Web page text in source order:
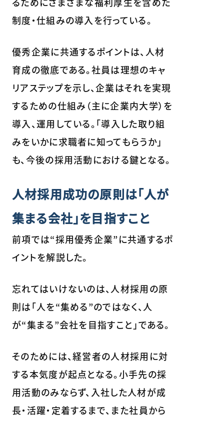
制度・仕組みの導入を行っている。
優秀企業に共通するポイントは、人材
育成の徹底である。社員は理想のキャ
リアステップを示し、企業はそれを実現
するための仕組み（主に企業内大学）を
導入、運用している。「導入した取り組
みをいかに求職者に知ってもらうか」
も、今後の採用活動における鍵となる。
人材採用成功の原則は「人が
集まる会社」を目指すこと
前項では“採用優秀企業”に共通するポ
イントを解説した。
忘れてはいけないのは、人材採用の原
則は「人を“集める”のではなく、人
が“集まる”会社を目指すこと」である。
そのためには、経営者の人材採用に対
する本気度が起点となる。小手先の採
用活動のみならず、入社した人材が成
長・活躍・定着するまで、また社員から